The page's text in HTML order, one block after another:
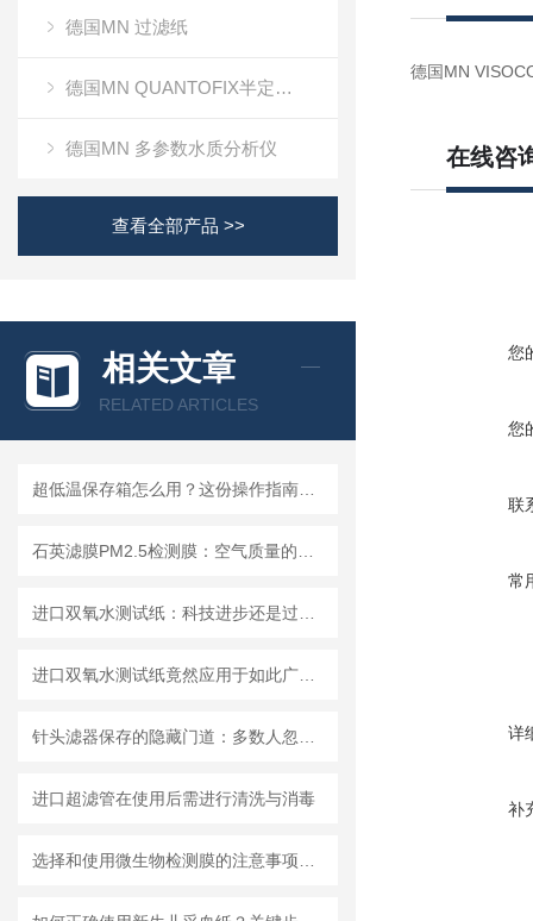
德国MN 过滤纸
德国MN QUANTOFIX半定量测试条
德国MN 多参数水质分析仪
查看全部产品 >>
相关文章
RELATED ARTICLES
进口超滤管在使用后需进行清洗与消毒
德国MN
在线咨
您
您
联
常
详
补